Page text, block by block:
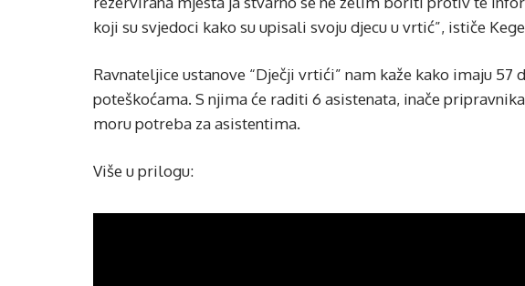
koji su svjedoci kako su upisali svoju djecu u vrtić”, ističe
Ravnateljice ustanove “Dječji vrtići” nam kaže kako imaju
poteškoćama. S njima će raditi 6 asistenata, inače
moru potreba za asistentima.
Više u prilogu: